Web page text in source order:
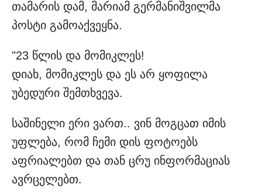
თამარის დამ, მარიამ გერმანიშვილმა
პოსტი გამოაქვეყნა.
"23 წლის და მომიკლეს!
დიახ, მომიკლეს და ეს არ ყოფილა
უბედური შემთხვევა.
საშინელი ერი ვართ.. ვინ მოგცათ იმის
უფლება, რომ ჩემი დის ფოტოებს
აფრიალებთ და თან ცრუ ინფორმაციას
ავრცელებთ.